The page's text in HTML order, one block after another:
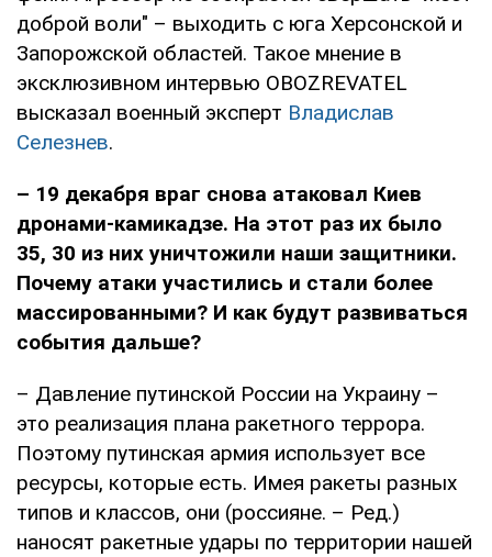
доброй воли" – выходить с юга Херсонской и
Запорожской областей. Такое мнение в
эксклюзивном интервью OBOZREVATEL
высказал военный эксперт Владислав
Селезнев.
– 19 декабря враг снова атаковал Киев
дронами-камикадзе. На этот раз их было
35, 30 из них уничтожили наши защитники.
Почему атаки участились и стали более
массированными? И как будут развиваться
события дальше?
– Давление путинской России на Украину –
это реализация плана ракетного террора.
Поэтому путинская армия использует все
ресурсы, которые есть. Имея ракеты разных
типов и классов, они (россияне. – Ред.)
наносят ракетные удары по территории нашей